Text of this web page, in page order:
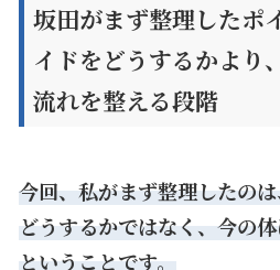
坂田がまず整理したポ
イドをどうするかより
流れを整える段階
今回、私がまず整理したの
どうするかではなく、今の
ということです。